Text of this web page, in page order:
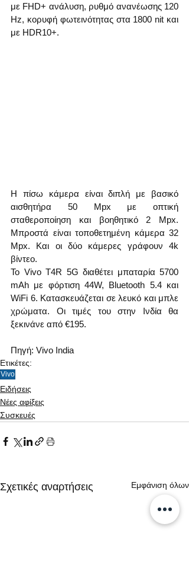
με FHD+ ανάλυση, ρυθμό ανανέωσης 120
Hz, κορυφή φωτεινότητας στα 1800 nit και
με HDR10+.
Η πίσω κάμερα είναι διπλή με βασικό
αισθητήρα 50 Mpx με οπτική
σταθεροποίηση και βοηθητικό 2 Mpx.
Μπροστά είναι τοποθετημένη κάμερα 32
Mpx. Και οι δύο κάμερες γράφουν 4k
βίντεο.
Το Vivo T4R 5G διαθέτει μπαταρία 5700
mAh με φόρτιση 44W, Bluetooth 5.4 και
WiFi 6. Κατασκευάζεται σε λευκό και μπλε
χρώματα. Οι τιμές του στην Ινδία θα
ξεκινάνε από €195.
Πηγή: Vivo India
Ετικέτες:
Vivo
Ειδήσεις
Νέες αφίξεις
Συσκευές
Σχετικές αναρτήσεις Εμφάνιση όλων